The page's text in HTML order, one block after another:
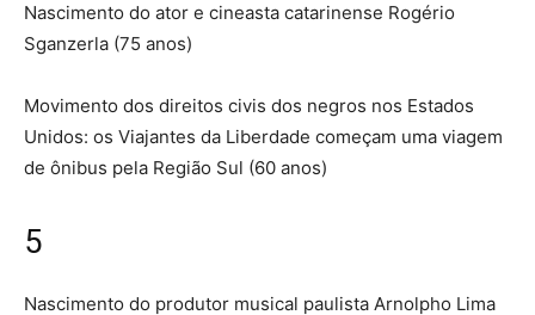
Nascimento do ator e cineasta catarinense Rogério
Sganzerla (75 anos)
Movimento dos direitos civis dos negros nos Estados
Unidos: os Viajantes da Liberdade começam uma viagem
de ônibus pela Região Sul (60 anos)
5
Nascimento do produtor musical paulista Arnolpho Lima